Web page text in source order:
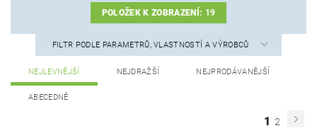
POLOŽEK K ZOBRAZENÍ: 19
FILTR PODLE PARAMETRŮ, VLASTNOSTÍ A VÝROBCŮ
NEJLEVNĚJŠÍ NEJDRAŽŠÍ NEJPRODÁVANĚJŠÍ
ABECEDNĚ
1 2